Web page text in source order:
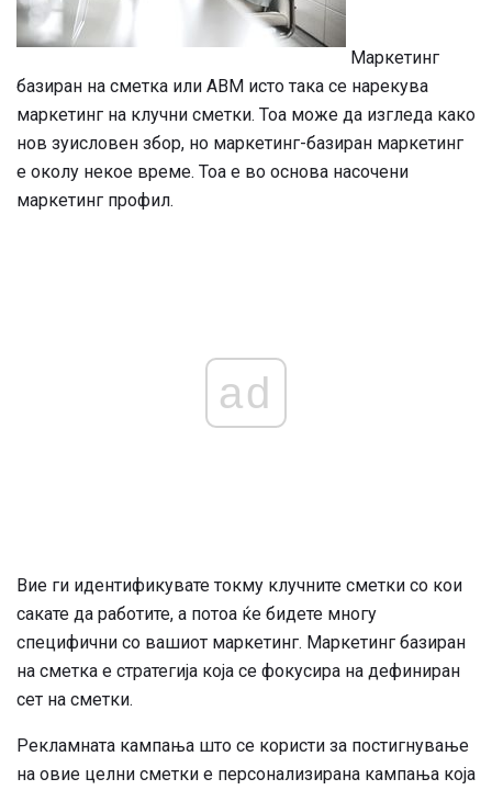
Маркетинг
базиран на сметка или ABM исто така се нарекува
маркетинг на клучни сметки. Тоа може да изгледа како
нов зуисловен збор, но маркетинг-базиран маркетинг
е околу некое време. Тоа е во основа насочени
маркетинг профил.
ad
Вие ги идентификувате токму клучните сметки со кои
сакате да работите, а потоа ќе бидете многу
специфични со вашиот маркетинг. Маркетинг базиран
на сметка е стратегија која се фокусира на дефиниран
сет на сметки.
Рекламната кампања што се користи за постигнување
на овие целни сметки е персонализирана кампања која